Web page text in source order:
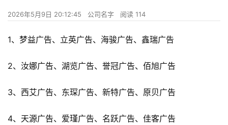
2026年5月9日 20:12:45 公司名字 阅读 114
1、梦益广告、立英广告、海骏广告、鑫瑞广告
2、汝娜广告、湖览广告、誉冠广告、佰旭广告
3、西艾广告、东琛广告、新特广告、原贝广告
4、天源广告、爱瑾广告、名跃广告、佳客广告